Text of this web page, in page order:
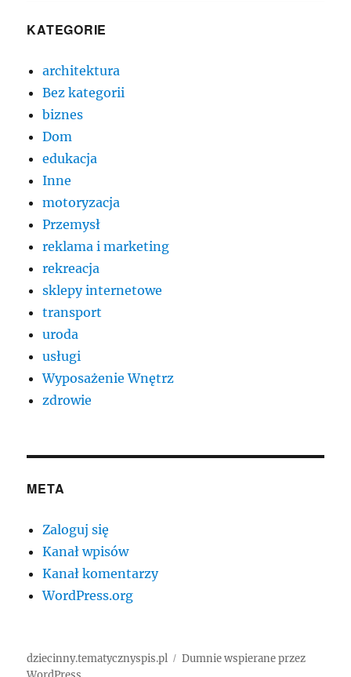
KATEGORIE
architektura
Bez kategorii
biznes
Dom
edukacja
Inne
motoryzacja
Przemysł
reklama i marketing
rekreacja
sklepy internetowe
transport
uroda
usługi
Wyposażenie Wnętrz
zdrowie
META
Zaloguj się
Kanał wpisów
Kanał komentarzy
WordPress.org
dziecinny.tematycznyspis.pl
Dumnie wspierane przez